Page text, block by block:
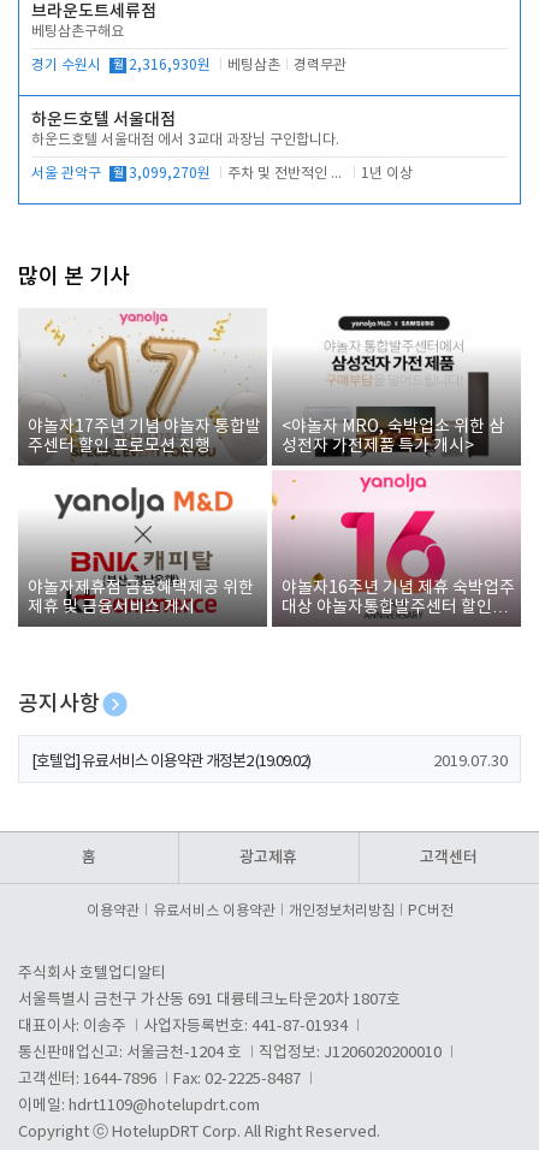
브라운도트세류점
베팅삼촌구해요
경기 수원시 월 2,316,930원 베팅삼촌 경력무관
하운드호텔 서울대점
하운드호텔 서울대점 에서 3교대 과장님 구인합니다.
서울 관악구 월 3,099,270원 주차 및 전반적인 당번업무 1년 이상
많이 본 기사
야놀자17주년 기념 야놀자 통합발
주센터 할인 프로모션 진행
<야놀자 MRO, 숙박업소 위한 삼
성전자 가전제품 특가 개시>
야놀자제휴점 금융혜택제공 위한
제휴 및 금융서비스 게시
야놀자16주년 기념 제휴 숙박업주
대상 야놀자통합발주센터 할인쿠
폰 증정
공지사항
[호텔업] 개인정보 처리방침 개정본1 (19.09.02)
[호텔업] 유료서비스 이용약관 개정본2 (19.09.02) 2019.07.30
홈 광고제휴 고객센터
이용약관 유료서비스 이용약관 개인정보처리방침 PC버전
주식회사 호텔업디알티
서울특별시 금천구 가산동 691 대륭테크노타운20차 1807호
대표이사: 이송주
사업자등록번호: 441-87-01934
통신판매업신고: 서울금천-1204 호
직업정보: J1206020200010
고객센터: 1644-7896
Fax: 02-2225-8487
이메일: hdrt1109@hotelupdrt.com
Copyright ⓒ HotelupDRT Corp. All Right Reserved.